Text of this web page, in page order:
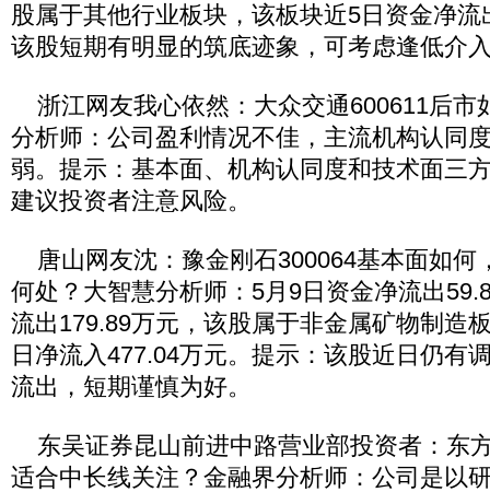
股属于其他行业板块，该板块近5日资金净
该股短期有明显的筑底迹象，可考虑逢低介
浙江网友我心依然：大众交通600611后市
分析师：公司盈利情况不佳，主流机构认同
弱。提示：基本面、机构认同度和技术面三
建议投资者注意风险。
唐山网友沈：豫金刚石300064基本面如何
何处？大智慧分析师：5月9日资金净流出
流出179.89万元，该股属于非金属矿物制造
日净流入477.04万元。提示：该股近日仍有
流出，短期谨慎为好。
东吴证券昆山前进中路营业部投资者：东
适合中长线关注？金融界分析师：公司是以